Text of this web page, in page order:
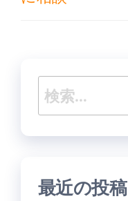
ョ
投
検
索:
最近の投稿